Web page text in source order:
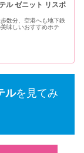
ル ゼニット リスボ
数分、空港へも地下鉄
味しいおすすめホテ
ルを見てみ